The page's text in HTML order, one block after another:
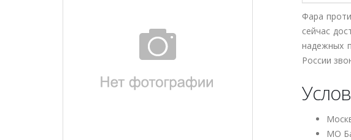
Фара
сейчас
надежных
России
МО